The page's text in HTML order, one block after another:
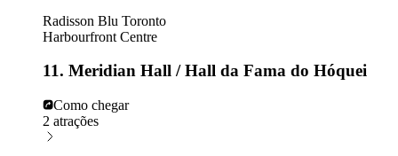
Radisson Blu Toronto
Harbourfront Centre
11. Meridian Hall / Hall da Fama do Hóquei
Como chegar
2 atrações